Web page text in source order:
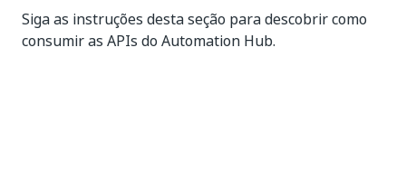
Siga as instruções desta seção para descobrir como
consumir as APIs do Automation Hub.